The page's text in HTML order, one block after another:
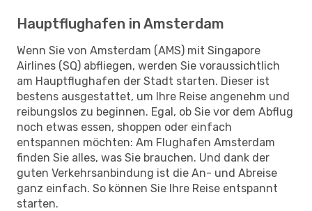
Hauptflughafen in Amsterdam
Wenn Sie von Amsterdam (AMS) mit Singapore
Airlines (SQ) abfliegen, werden Sie voraussichtlich
am Hauptflughafen der Stadt starten. Dieser ist
bestens ausgestattet, um Ihre Reise angenehm und
reibungslos zu beginnen. Egal, ob Sie vor dem Abflug
noch etwas essen, shoppen oder einfach
entspannen möchten: Am Flughafen Amsterdam
finden Sie alles, was Sie brauchen. Und dank der
guten Verkehrsanbindung ist die An- und Abreise
ganz einfach. So können Sie Ihre Reise entspannt
starten.